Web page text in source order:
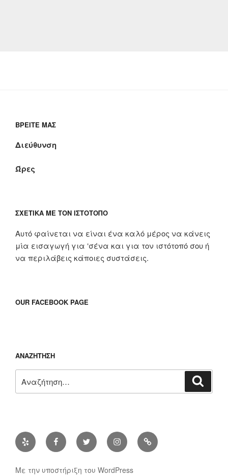
ΒΡΕΊΤΕ ΜΑΣ
Διεύθυνση
Ώρες
ΣΧΕΤΙΚΆ ΜΕ ΤΟΝ ΙΣΤΌΤΟΠΟ
Αυτό φαίνεται να είναι ένα καλό μέρος να κάνεις
μία εισαγωγή για ‘σένα και για τον ιστότοπό σου ή
να περιλάβεις κάποιες συστάσεις.
OUR FACEBOOK PAGE
ΑΝΑΖΉΤΗΣΗ
για:
Yelp FacebookTwitter InstagramΔιεύθυνση
ηλ.
Με την υποστήριξη του WordPress